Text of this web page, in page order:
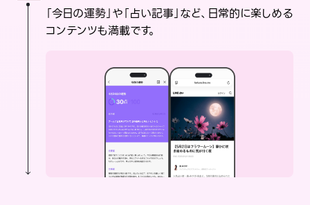
「今日の運勢」や「占い記事」など、日常的に楽しめる
コンテンツも満載です。